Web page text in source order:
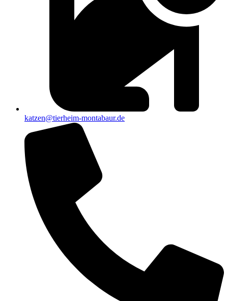
katzen@tierheim-montabaur.de